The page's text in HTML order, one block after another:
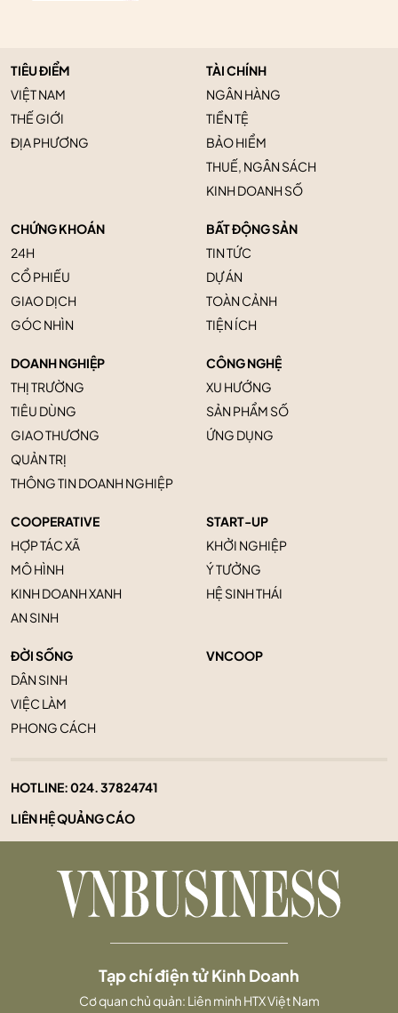
TIÊU ĐIỂM
VIỆT NAM
THẾ GIỚI
ĐỊA PHƯƠNG
TÀI CHÍNH
NGÂN HÀNG
TIỀN TỆ
BẢO HIỂM
THUẾ, NGÂN SÁCH
KINH DOANH SỐ
CHỨNG KHOÁN
24H
CỔ PHIẾU
GIAO DỊCH
GÓC NHÌN
BẤT ĐỘNG SẢN
TIN TỨC
DỰ ÁN
TOÀN CẢNH
TIỆN ÍCH
DOANH NGHIỆP
THỊ TRƯỜNG
TIÊU DÙNG
GIAO THƯƠNG
QUẢN TRỊ
THÔNG TIN DOANH NGHIỆP
CÔNG NGHỆ
XU HƯỚNG
SẢN PHẨM SỐ
ỨNG DỤNG
COOPERATIVE
HỢP TÁC XÃ
MÔ HÌNH
KINH DOANH XANH
AN SINH
START-UP
KHỞI NGHIỆP
Ý TƯỞNG
HỆ SINH THÁI
ĐỜI SỐNG
DÂN SINH
VIỆC LÀM
PHONG CÁCH
VNCOOP
HOTLINE:024. 37824741
LIÊN HỆ QUẢNG CÁO
Tạp chí điện tử Kinh Doanh
Cơ quan chủ quản: Liên minh HTX Việt Nam